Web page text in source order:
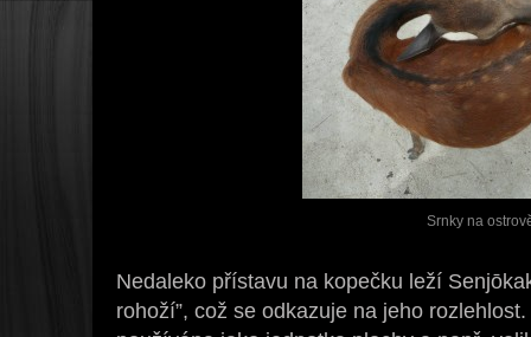
Srnky na
Nedaleko přístavu na kopečku leží
rohoží”, což se odkazuje na jeho